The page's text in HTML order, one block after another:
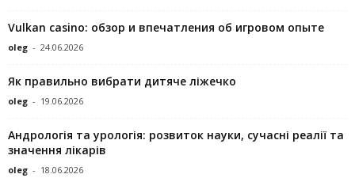
Vulkan casino: обзор и впечатления об игровом опыте
oleg - 24.06.2026
Як правильно вибрати дитяче ліжечко
oleg - 19.06.2026
Андрологія та урологія: розвиток науки, сучасні реалії та
значення лікарів
oleg - 18.06.2026